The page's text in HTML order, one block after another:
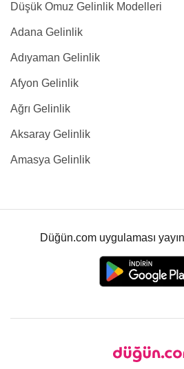
Düşük Omuz Gelinlik Modelleri
Adana Gelinlik
Adıyaman Gelinlik
Afyon Gelinlik
Ağrı Gelinlik
Aksaray Gelinlik
Amasya Gelinlik
Düğün.com uygulaması